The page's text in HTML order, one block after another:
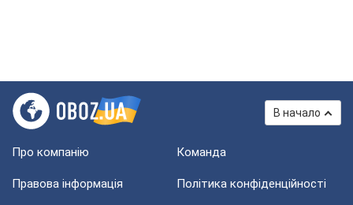
В начало
Про компанію Команда
Правова інформація Політика конфіденційності